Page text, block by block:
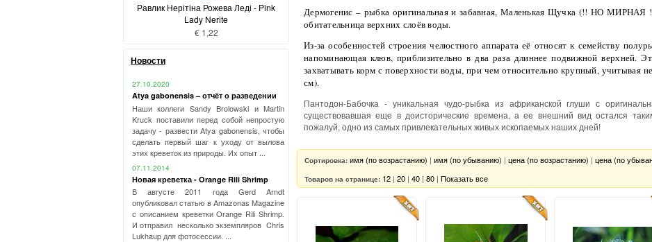
Дермогенис – рыбка оригинальная и забавная, Маленькая Щучка (!! НО МИРНАЯ
обитательница верхних слоёв воды.
Из-за особенностей строения челюстного аппарата её относят к семейству
напоминающая клюв, приблизительно в два раза длиннее подвижной верхней.
захватывать корм с поверхности воды, при чем относительно крупный, учитывая
см).
Пантодон-Бабочка - уникальная чудо-рыбка из африканской глуши с
существовавшая еще в доисторические времена, а ее внешний вид остался
пожалуй, одно из самых привлекательных живых ископаемых наших дней!
Сортировка: имя (по возрастанию) | имя (по убыванию) | цена (по возрастанию) | цена (по
Товаров на странице: 12 | 20 | 40 | 80 | Показать все
Равлик Нерітіна Рожева Леді - Pink
Lady Nerite
€ 1,22
Новости
27.10.2020
Atya gabonensis – отчёт о разведении
Наши коллеги Sandy Brolowski и Martin
Kruck поставили перед собой непростую
задачу - развести Atya gabonensis, чтобы
сделать первый шаг к уходу от вылова
этих креветок из природы. Их опыт ...
07.11.2014
Новая креветка - Orange Rili Shrimp
В августе 2011 года Gerd Arndt
опубликовал статью в Amazonas Magazine
с описанием креветки Orange Rili Shrimp.
И отправил несколько экземпляров Chris
Lukhaup для фотосессии. ...